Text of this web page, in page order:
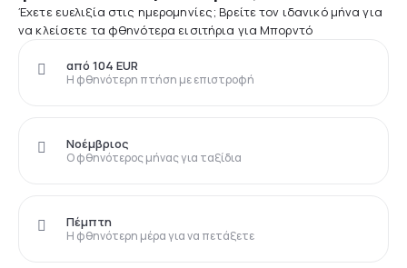
Έχετε ευελιξία στις ημερομηνίες; Βρείτε τον ιδανικό μήνα για
να κλείσετε τα φθηνότερα εισιτήρια για Μπορντό
Η φθηνότερη πτήση με επιστροφή
από 104 EUR
Ο φθηνότερος μήνας για ταξίδια
Νοέμβριος
Η φθηνότερη μέρα για να πετάξετε
Πέμπτη